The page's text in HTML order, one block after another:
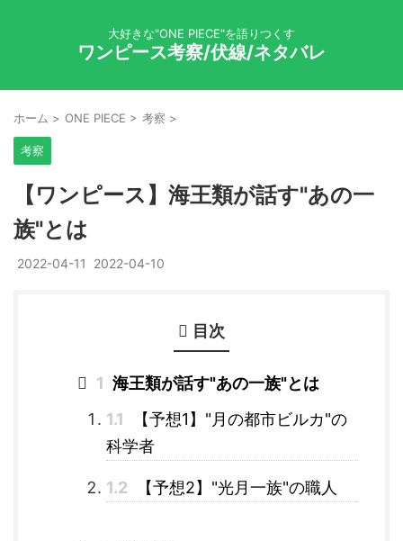
大好きな"ONE PIECE"を語りつくす
ワンピース考察/伏線/ネタバレ
ホーム > ONE PIECE > 考察 >
考察
【ワンピース】海王類が話す"あの一
族"とは
2022-04-11 2022-04-10
目次
1 海王類が話す"あの一族"とは
1.1
【予想1】"月の都市ビルカ"の
科学者
1.2 【予想2】"光月一族"の職人